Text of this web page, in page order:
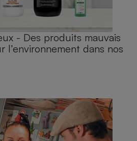
- Des produits mauvais
l’environnement dans nos